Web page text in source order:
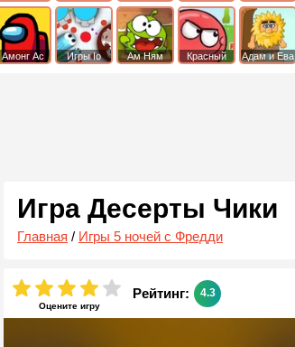
Найт
Фанкин
против
Зомби
Вода
Даш
бабка
сбежала из
психушки
Амонг Ас Игры Io Ам Ням
Красный
Адам и Ева
Игра Десерты Чики
Главная / Игры 5 ночей с Фредди
Оцените игру
Рейтинг: 4.3